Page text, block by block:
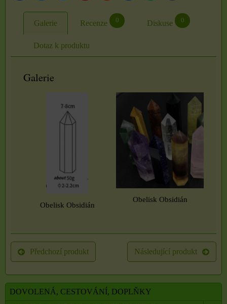
Galerie Recenze 0 Diskuse 0
Dotaz k produktu
Galerie
Obelisk Obsidián
Obelisk Obsidián
Předchozí produkt Následující produkt
DOVOLENÁ, CESTOVÁNÍ, DOPLŇKY